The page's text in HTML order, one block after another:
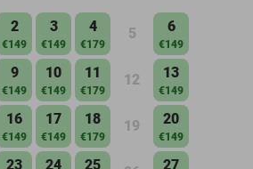
2
€149
3
€149
4
€179
5 6
€149
9
€149
10
€149
11
€179
12 13
€149
16
€149
17
€149
18
€179
19 20
€149
23 24 25 27